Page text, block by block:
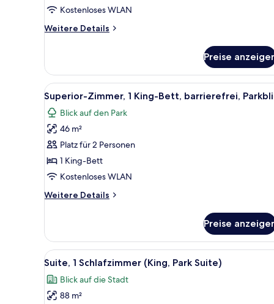
Kostenloses WLAN
Weitere Details
Weitere
Suite,
Stadtblick
Preise
Alle
Fotos
für
Superior-
Zimmer,
1 King-
Bett,
Parkblick
Ein Hotelzimmer mit einem
6
Superior-Zimmer, 1 King-Bett, barrierefrei,
Blick auf den Park
46 m²
Platz für 2 Personen
1 King-Bett
Kostenloses WLAN
Weitere Details
Weitere
Zimmer,
1 King-
Bett,
Parkblick
Preise
Alle
Fotos
für
Suite,
Ein modernes Hotelzimmer
7
Suite, 1 Schlafzimmer (King, Park Suite)
Blick auf die Stadt
88 m²